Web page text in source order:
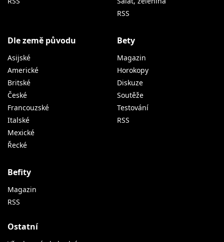
RSS
Dle země původu
Asijské
Americké
Britské
České
Francouzské
Italské
Mexické
Řecké
Bety
Magazin
Horokopy
Diskuze
Soutěže
Testování
RSS
Befity
Magazin
RSS
Ostatní